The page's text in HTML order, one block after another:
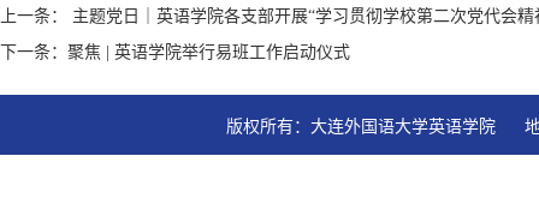
上一条： 主题党日｜英语学院各支部开展“学习贯彻学校第二次党代会
下一条：聚焦 | 英语学院举行易班工作启动仪式
版权所有：大连外国语大学英语学院